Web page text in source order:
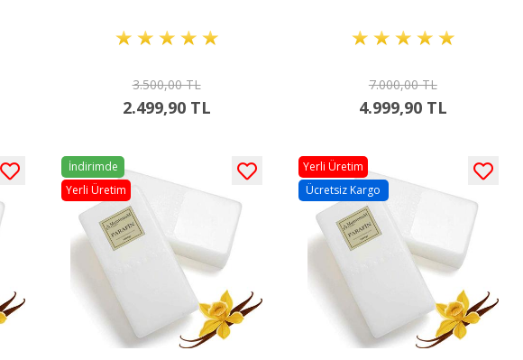
3.500,00 TL
2.499,90 TL
7.000,00 TL
4.999,90 TL
İndirimde
Yerli Üretim
Yerli Üretim
Ücretsiz Kargo